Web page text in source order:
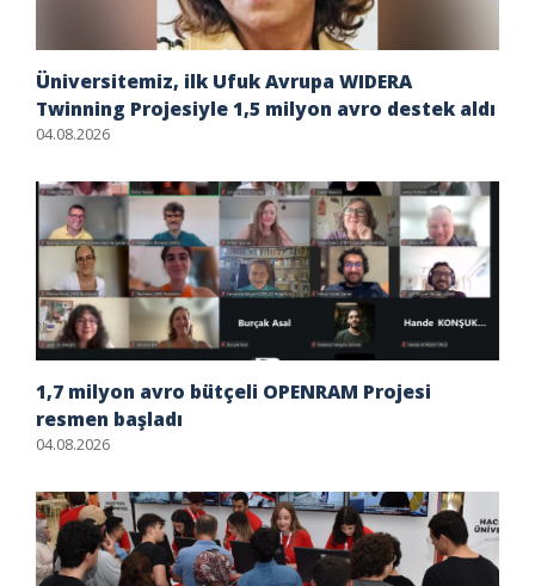
Üniversitemiz, ilk Ufuk Avrupa WIDERA
Twinning Projesiyle 1,5 milyon avro destek aldı
04.08.2026
1,7 milyon avro bütçeli OPENRAM Projesi
resmen başladı
04.08.2026